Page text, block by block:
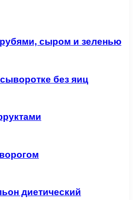
сыром и зеленью
без яиц
диетический